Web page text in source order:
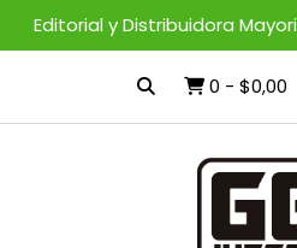
Editorial y Distribuidora
0 - $0,00